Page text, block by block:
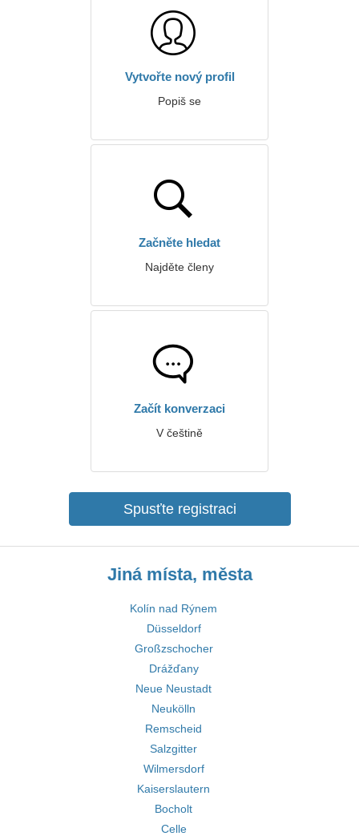
Vytvořte nový profil
Popiš se
Začněte hledat
Najděte členy
Začít konverzaci
V češtině
Spusťte registraci
Jiná místa, města
Kolín nad Rýnem
Düsseldorf
Großzschocher
Drážďany
Neue Neustadt
Neukölln
Remscheid
Salzgitter
Wilmersdorf
Kaiserslautern
Bocholt
Celle